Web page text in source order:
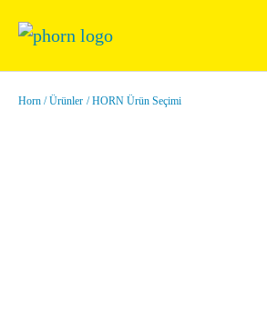
Horn Ürünler HORN Ürün Seçimi